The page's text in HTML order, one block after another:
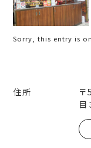
Sorry, this entry is
住所
〒
目